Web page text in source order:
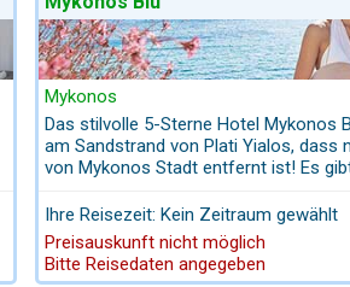
Mykonos
Das stilvolle 5-Sterne Hotel Mykonos
am Sandstrand von Plati Yialos, dass
von Mykonos Stadt entfernt ist! Es
Ihre Reisezeit: Kein Zeitraum gewählt
Preisauskunft nicht möglich
Bitte Reisedaten angegeben